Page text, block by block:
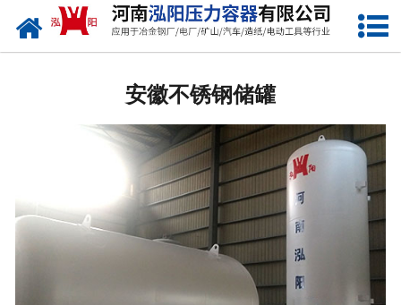
网站首页
安徽液化气储罐
安徽空气储罐
安徽储油罐
安徽缓冲罐
安徽不锈钢储罐